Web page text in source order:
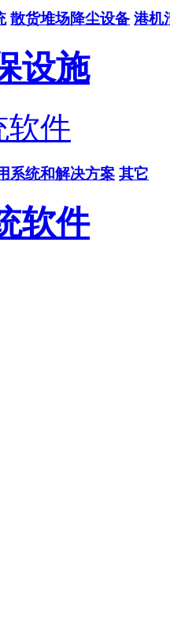
散货堆场降尘设备 港机
设施
软件
系统和解决方案 其它
软件